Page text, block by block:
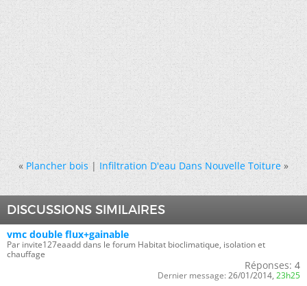
« Plancher bois|Infiltration D'eau Dans Nouvelle Toiture »
DISCUSSIONS SIMILAIRES
vmc double flux+gainable
Par invite127eaadd dans le forum Habitat bioclimatique, isolation et
chauffage
Réponses: 4
Dernier message: 26/01/2014, 23h25